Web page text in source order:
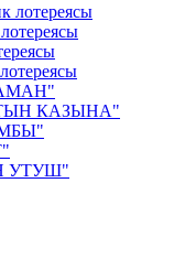
лотереясы
КАЗЫНА"
УТУШ"